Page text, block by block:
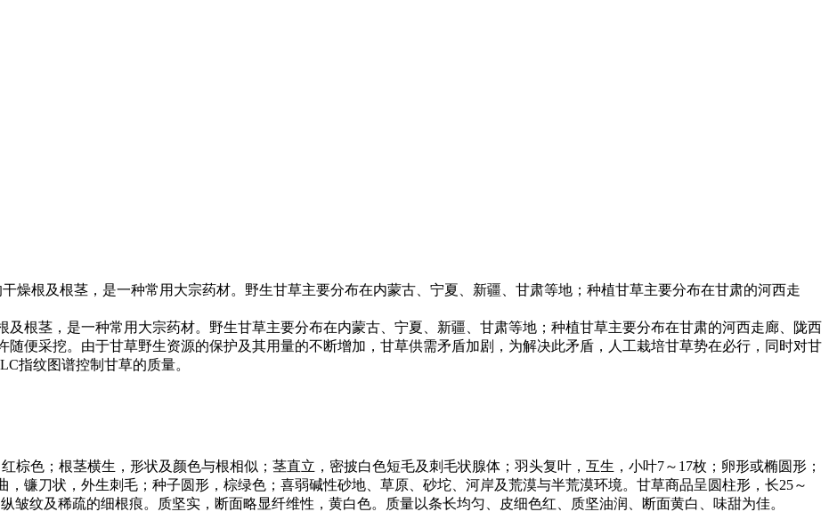
根及根茎，是一种常用大宗药材。野生甘草主要分布在内蒙古、宁夏、新疆、甘肃等地；种植甘草主要分布在甘肃的河西走
茎，是一种常用大宗药材。野生甘草主要分布在内蒙古、宁夏、新疆、甘肃等地；种植甘草主要分布在甘肃的河西走廊、陇西
便采挖。由于甘草野生资源的保护及其用量的不断增加，甘草供需矛盾加剧，为解决此矛盾，人工栽培甘草势在必行，同时对甘
指纹图谱控制甘草的质量。
色；根茎横生，形状及颜色与根相似；茎直立，密披白色短毛及刺毛状腺体；羽头复叶，互生，小叶7～17枚；卵形或椭圆形；
镰刀状，外生刺毛；种子圆形，棕绿色；喜弱碱性砂地、草原、砂坨、河岸及荒漠与半荒漠环境。甘草商品呈圆柱形，长25～
皱纹及稀疏的细根痕。质坚实，断面略显纤维性，黄白色。质量以条长均匀、皮细色红、质坚油润、断面黄白、味甜为佳。